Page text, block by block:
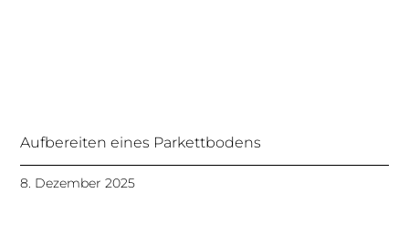
Aufbereiten eines Parkettbodens
8. Dezember 2025